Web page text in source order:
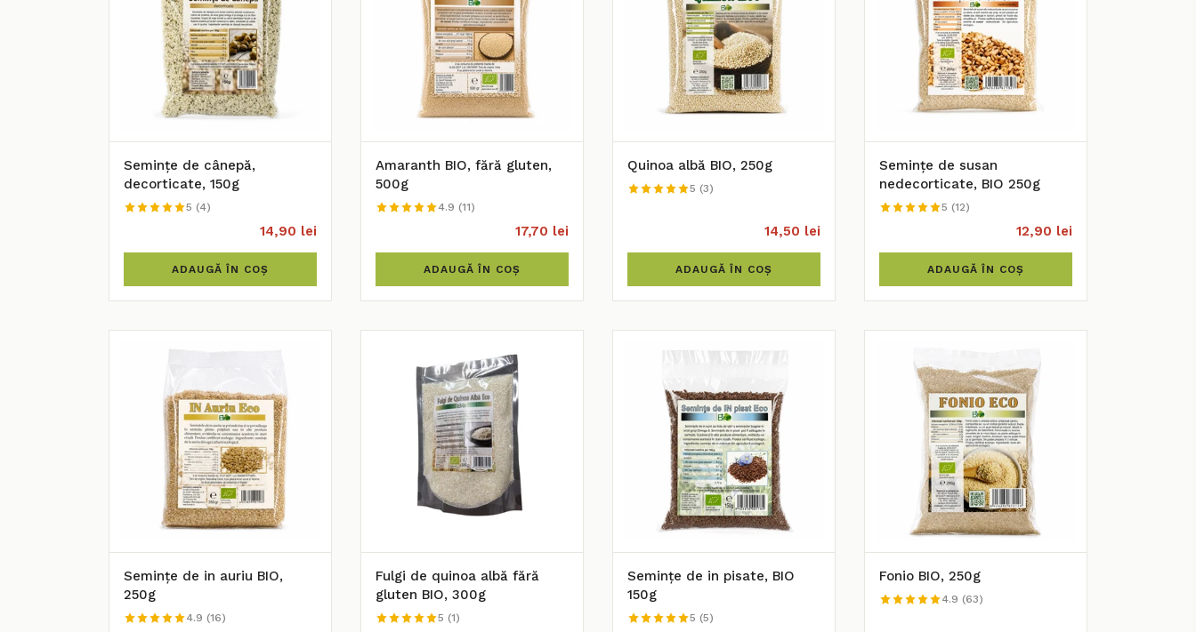
Semințe de cânepă,
decorticate, 150g
5 (4)
14,90 lei
ADAUGĂ ÎN COȘ
Amaranth BIO, fără gluten,
500g
4.9 (11)
17,70 lei
ADAUGĂ ÎN COȘ
Quinoa albă BIO, 250g
5 (3)
14,50 lei
ADAUGĂ ÎN COȘ
Semințe de susan
nedecorticate, BIO 250g
5 (12)
12,90 lei
ADAUGĂ ÎN COȘ
Semințe de in auriu BIO,
250g
4.9 (16)
Fulgi de quinoa albă fără
gluten BIO, 300g
5 (1)
Semințe de in pisate, BIO
150g
5 (5)
Fonio BIO, 250g
4.9 (63)